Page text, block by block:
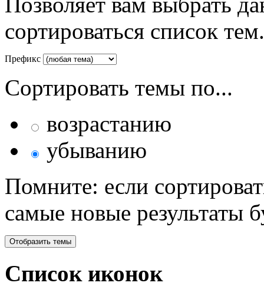
сортироваться список тем.
Префикс
Сортировать темы по...
возрастанию
убыванию
Помните: если
самые новые результаты
Список иконок